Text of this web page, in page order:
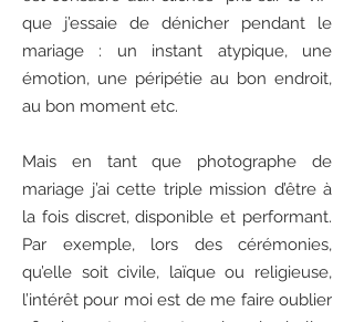
que j’essaie de dénicher pendant le
mariage : un instant atypique, une
émotion, une péripétie au bon endroit,
au bon moment etc.
Mais en tant que photographe de
mariage j’ai cette triple mission d’être à
la fois discret, disponible et performant.
Par exemple, lors des cérémonies,
qu’elle soit civile, laïque ou religieuse,
l’intérêt pour moi est de me faire oublier